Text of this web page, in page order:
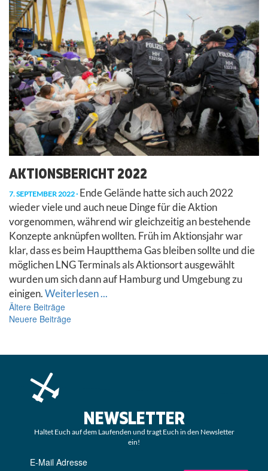
AKTIONSBERICHT 2022
7. SEPTEMBER 2022 Ende Gelände hatte sich auch 2022
wieder viele und auch neue Dinge für die Aktion
vorgenommen, während wir gleichzeitig an bestehende
Konzepte anknüpfen wollten. Früh im Aktionsjahr war
klar, dass es beim Hauptthema Gas bleiben sollte und die
möglichen LNG Terminals als Aktionsort ausgewählt
wurden um sich dann auf Hamburg und Umgebung zu
einigen.Weiterlesen ...
Beitrags-
Navigation
Ältere Beiträge
Neuere Beiträge
NEWSLETTER
Haltet Euch auf dem Laufenden und tragt Euch in den Newsletter
ein!
E-Mail Adresse